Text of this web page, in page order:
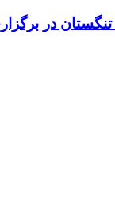
در